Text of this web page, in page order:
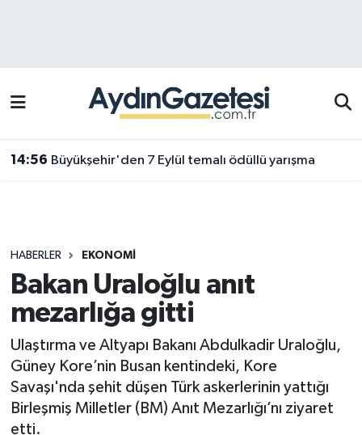
14:56 Büyükşehir'den 7 Eylül temalı ödüllü yarışma
HABERLER EKONOMI
Bakan Uraloğlu anıt
mezarlığa gitti
Ulaştırma ve Altyapı Bakanı Abdulkadir Uraloğlu,
Güney Kore’nin Busan kentindeki, Kore
Savaşı'nda şehit düşen Türk askerlerinin yattığı
Birleşmiş Milletler (BM) Anıt Mezarlığı’nı ziyaret
etti.
Efeler Trafik Yoğunluk Haritası
Süper Lig Puan Durumu ve Fikstür